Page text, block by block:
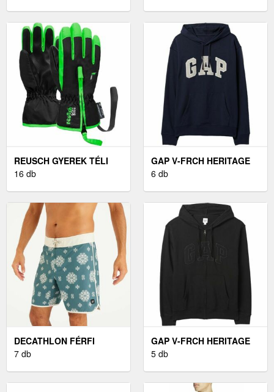
REUSCH GYEREK TÉLI
KESZTYŰ GYEREK TÉLI
16 db
GAP V-FRCH HERITAGE
LOGO FÉRFI PULÓVER,
6 db
DECATHLON FÉRFI
BOARDSHORT, HOSSZÚ
7 db
GAP V-FRCH HERITAGE
LOGO FÉRFI PULÓVER,
5 db